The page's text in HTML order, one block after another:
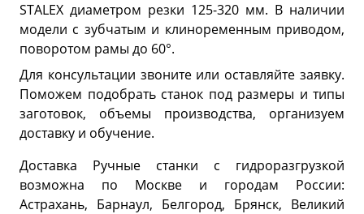
STALEX диаметром резки 125-320 мм. В наличии
модели с зубчатым и клиноременным приводом,
поворотом рамы до 60°.
Для консультации звоните или оставляйте заявку.
Поможем подобрать станок под размеры и типы
заготовок, объемы производства, организуем
доставку и обучение.
Доставка Ручные станки с гидроразгрузкой
возможна по Москве и городам России:
Астрахань, Барнаул, Белгород, Брянск, Великий